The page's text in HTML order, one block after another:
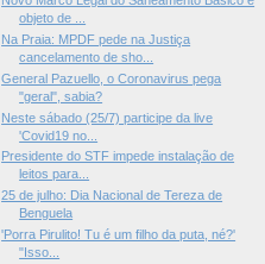
objeto de ...
Na Praia: MPDF pede na Justiça
cancelamento de sho...
General Pazuello, o Coronavirus pega
"geral", sabia?
Neste sábado (25/7) participe da live
'Covid19 no...
Presidente do STF impede instalação de
leitos para...
25 de julho: Dia Nacional de Tereza de
Benguela
'Porra Pirulito! Tu é um filho da puta, né?'
"Isso...